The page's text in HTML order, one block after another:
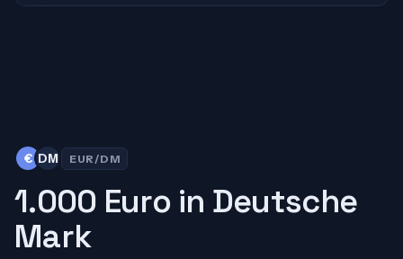
€ DM EUR/DM
1.000 Euro in Deutsche
Mark